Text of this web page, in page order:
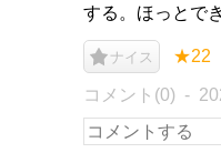
する。ほっとで
ナイス ★22
コメント(0)